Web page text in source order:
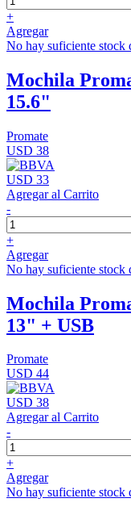
+
Agregar
No hay suficiente stock
Mochila
15.6"
Promate
USD 38
USD 33
Agregar al Carrito
-
+
Agregar
No hay suficiente stock
Mochila
13" + USB
Promate
USD 44
USD 38
Agregar al Carrito
-
+
Agregar
No hay suficiente stock